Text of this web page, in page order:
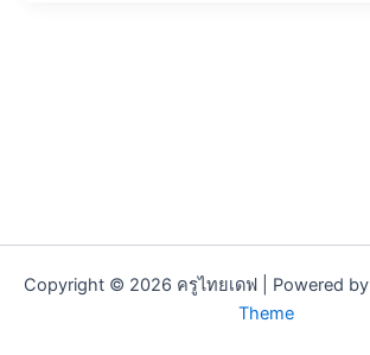
Copyright © 2026 ครูไทยเดฟ | Powered by
Theme